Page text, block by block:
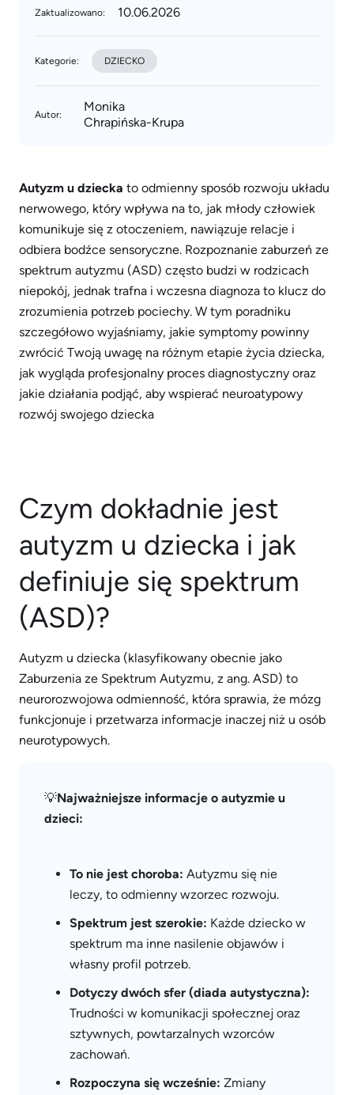
Autor:
Monika
Chrapińska-Krupa
Zaktualizowano: 10.06.2026
Kategorie: DZIECKO
Autyzm u dziecka to odmienny sposób rozwoju układu
nerwowego, który wpływa na to, jak młody człowiek
komunikuje się z otoczeniem, nawiązuje relacje i
odbiera bodźce sensoryczne. Rozpoznanie zaburzeń ze
spektrum autyzmu (ASD) często budzi w rodzicach
niepokój, jednak trafna i wczesna diagnoza to klucz do
zrozumienia potrzeb pociechy. W tym poradniku
szczegółowo wyjaśniamy, jakie symptomy powinny
zwrócić Twoją uwagę na różnym etapie życia dziecka,
jak wygląda profesjonalny proces diagnostyczny oraz
jakie działania podjąć, aby wspierać neuroatypowy
rozwój swojego dziecka
Czym dokładnie jest
autyzm u dziecka i jak
definiuje się spektrum
(ASD)?
Autyzm u dziecka (klasyfikowany obecnie jako
Zaburzenia ze Spektrum Autyzmu, z ang. ASD) to
neurorozwojowa odmienność, która sprawia, że mózg
funkcjonuje i przetwarza informacje inaczej niż u osób
neurotypowych.
💡Najważniejsze informacje o autyzmie u
dzieci:
To nie jest choroba: Autyzmu się nie
leczy, to odmienny wzorzec rozwoju.
Spektrum jest szerokie: Każde dziecko w
spektrum ma inne nasilenie objawów i
własny profil potrzeb.
Dotyczy dwóch sfer (diada autystyczna):
Trudności w komunikacji społecznej oraz
sztywnych, powtarzalnych wzorców
zachowań.
Rozpoczyna się wcześnie: Zmiany